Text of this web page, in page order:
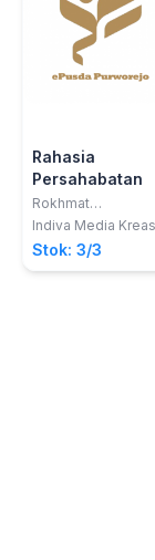
Rahasia
Persahabatan
Rokhmat
Gioramadhita
Indiva Media
Stok: 3/3